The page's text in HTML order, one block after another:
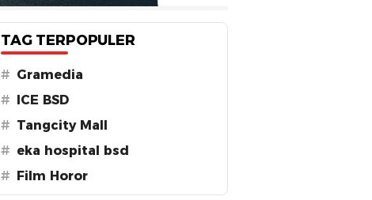
TAG TERPOPULER
# Gramedia
# ICE BSD
# Tangcity Mall
# eka hospital bsd
# Film Horor